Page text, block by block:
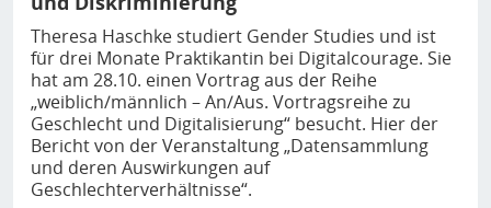
Theresa Haschke studiert Gender Studies und ist
für drei Monate Praktikantin bei Digitalcourage. Sie
hat am 28.10. einen Vortrag aus der Reihe
„weiblich/männlich – An/Aus. Vortragsreihe zu
Geschlecht und Digitalisierung“ besucht. Hier der
Bericht von der Veranstaltung „Datensammlung
und deren Auswirkungen auf
Geschlechterverhältnisse“.